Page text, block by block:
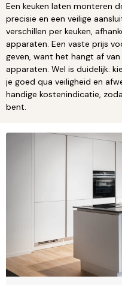
Een keuken laten monteren
precisie en een veilige
verschillen per keuken,
apparaten. Een vaste prijs
geven, want het hangt af
apparaten. Wel is duidelijk:
je goed qua veiligheid en
handige kostenindicatie,
bent.